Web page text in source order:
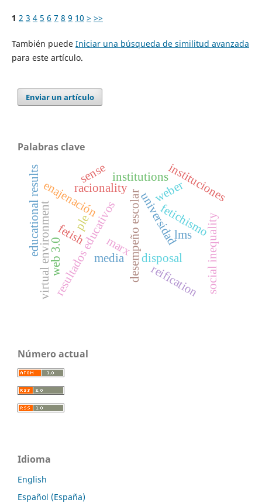
1 2 3 4 5 6 7 8 9 10 > >>
También puede Iniciar una búsqueda de similitud avanzada
para este artículo.
Enviar un artículo
Palabras clave
universidadfetichismo
resultados educativosdesempeño escolar social inequality
racionality weber
institutionsinstituciones
fetish
disposal
reification
enajenación
marx
educational results
media
virtual environment ple
lms
web 3.0
sense
Número actual
Idioma
English
Español (España)